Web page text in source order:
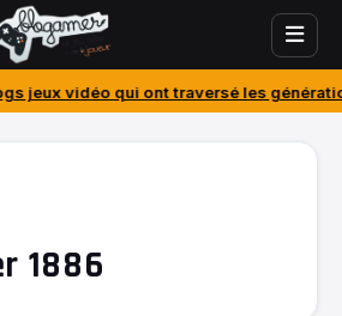
qui ont traversé les générationsJ’ai
1886